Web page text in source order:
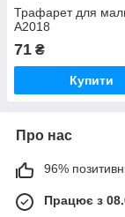
Трафарет для
А2018
71 ₴
Купити
Про нас
96%
Працює з